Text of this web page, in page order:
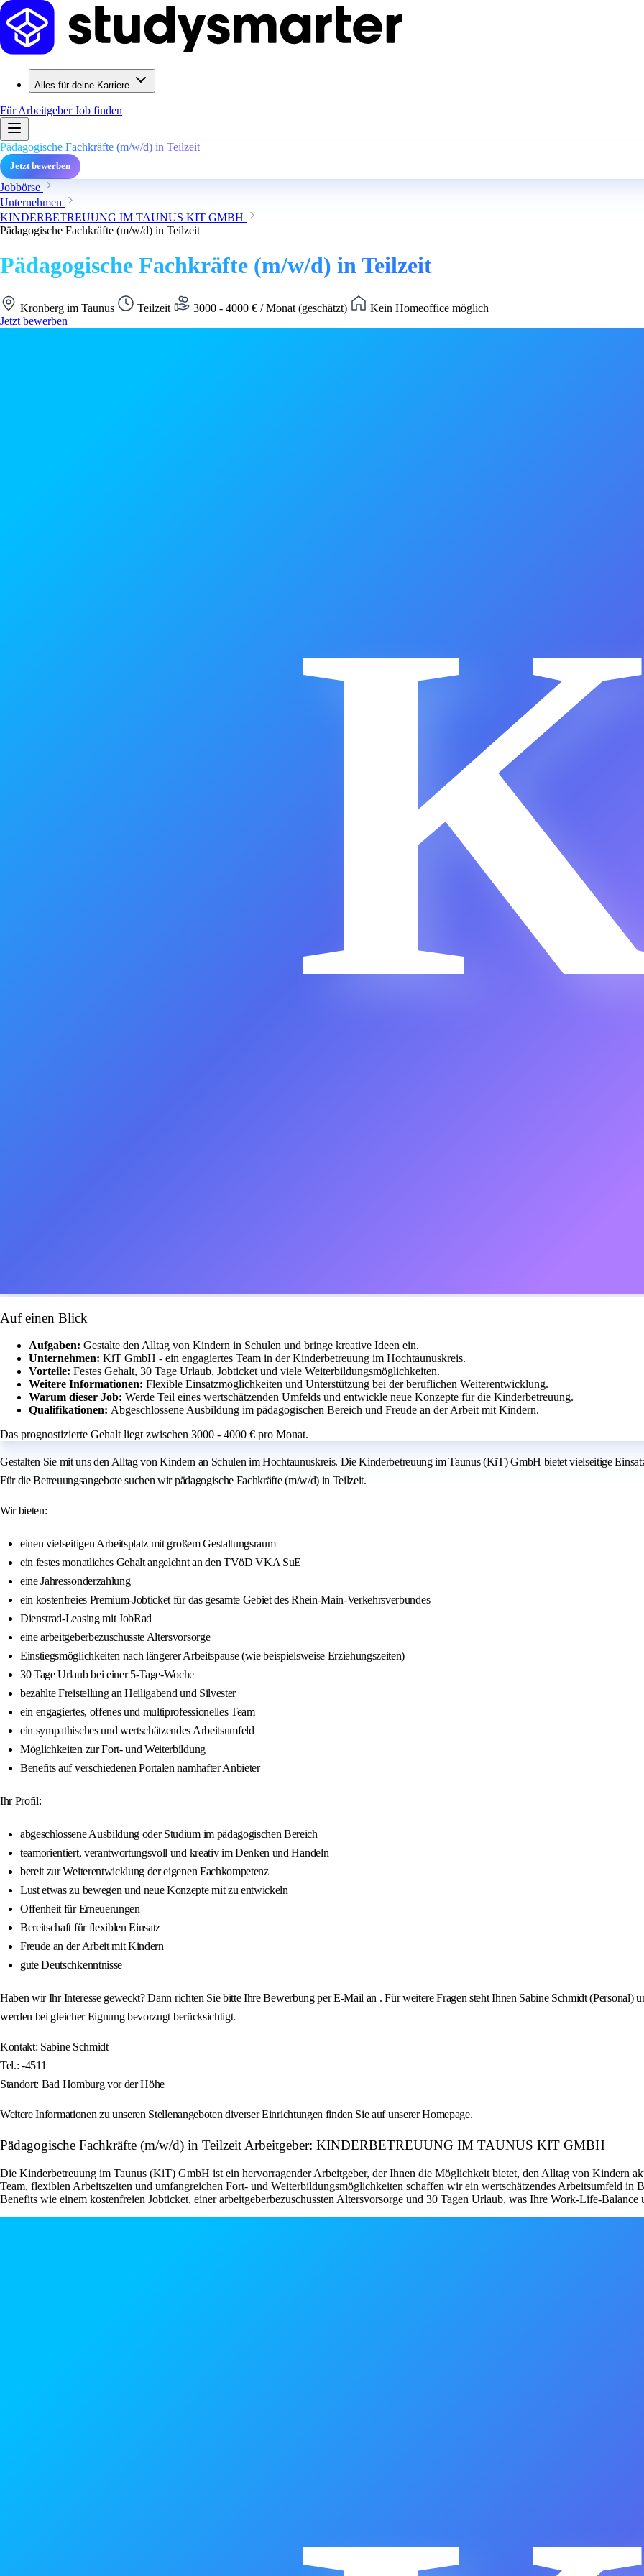
Alles für deine Karriere
Für ArbeitgeberJob finden
Pädagogische Fachkräfte (m/w/d) in Teilzeit
Jetzt bewerben
Jobbörse
Unternehmen
KINDERBETREUUNG IM TAUNUS KIT GMBH
Pädagogische Fachkräfte (m/w/d) in Teilzeit
Pädagogische Fachkräfte (m/w/d) in Teilzeit
Kronberg im Taunus Teilzeit 3000 - 4000 € / Monat (geschätzt)
Kein Homeoffice möglich
Jetzt bewerben
Auf einen Blick
Aufgaben: Gestalte den Alltag von Kindern in Schulen und bringe kreative Ideen ein.
Unternehmen: KiT GmbH - ein engagiertes Team in der Kinderbetreuung im Hochtaunuskreis.
Vorteile: Festes Gehalt, 30 Tage Urlaub, Jobticket und viele Weiterbildungsmöglichkeiten.
Weitere Informationen: Flexible Einsatzmöglichkeiten und Unterstützung bei der beruflichen Weiterentwicklung.
Warum dieser Job: Werde Teil eines wertschätzenden Umfelds und entwickle neue Konzepte für die Kinderbetreuung.
Qualifikationen: Abgeschlossene Ausbildung im pädagogischen Bereich und Freude an der Arbeit mit Kindern.
Das prognostizierte Gehalt liegt zwischen 3000 - 4000 € pro Monat.
Gestalten Sie mit uns den Alltag von Kindern an Schulen im Hochtaunuskreis. Die Kinderbetreuung im Taunus (KiT) GmbH bietet vielseitige
Für die Betreuungsangebote suchen wir pädagogische Fachkräfte (m/w/d) in Teilzeit.
Wir bieten:
einen vielseitigen Arbeitsplatz mit großem Gestaltungsraum
ein festes monatliches Gehalt angelehnt an den TVöD VKA SuE
eine Jahressonderzahlung
ein kostenfreies Premium-Jobticket für das gesamte Gebiet des Rhein-Main-Verkehrsverbundes
Dienstrad-Leasing mit JobRad
eine arbeitgeberbezuschusste Altersvorsorge
Einstiegsmöglichkeiten nach längerer Arbeitspause (wie beispielsweise Erziehungszeiten)
30 Tage Urlaub bei einer 5-Tage-Woche
bezahlte Freistellung an Heiligabend und Silvester
ein engagiertes, offenes und multiprofessionelles Team
ein sympathisches und wertschätzendes Arbeitsumfeld
Möglichkeiten zur Fort- und Weiterbildung
Benefits auf verschiedenen Portalen namhafter Anbieter
Ihr Profil:
abgeschlossene Ausbildung oder Studium im pädagogischen Bereich
teamorientiert, verantwortungsvoll und kreativ im Denken und Handeln
bereit zur Weiterentwicklung der eigenen Fachkompetenz
Lust etwas zu bewegen und neue Konzepte mit zu entwickeln
Offenheit für Erneuerungen
Bereitschaft für flexiblen Einsatz
Freude an der Arbeit mit Kindern
gute Deutschkenntnisse
Haben wir Ihr Interesse geweckt? Dann richten Sie bitte Ihre Bewerbung per E-Mail an . Für weitere Fragen steht Ihnen Sabine Schmidt (Personal)
werden bei gleicher Eignung bevorzugt berücksichtigt.
Kontakt: Sabine Schmidt
Tel.: -4511
Standort: Bad Homburg vor der Höhe
Weitere Informationen zu unseren Stellenangeboten diverser Einrichtungen finden Sie auf unserer Homepage.
Pädagogische Fachkräfte (m/w/d) in Teilzeit Arbeitgeber: KINDERBETREUUNG IM TAUNUS KIT GMBH
Die Kinderbetreuung im Taunus (KiT) GmbH ist ein hervorragender Arbeitgeber, der Ihnen die Möglichkeit bietet, den Alltag von Kindern
Team, flexiblen Arbeitszeiten und umfangreichen Fort- und Weiterbildungsmöglichkeiten schaffen wir ein wertschätzendes Arbeitsumfeld
Benefits wie einem kostenfreien Jobticket, einer arbeitgeberbezuschussten Altersvorsorge und 30 Tagen Urlaub, was Ihre Work-Life-Balance